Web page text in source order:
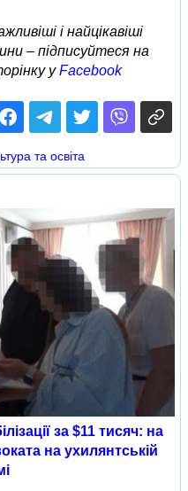
і найцікавіші
– підписуйтеся на
уFacebook
та освіта
за $11 тисяч: на
на ухилянтській